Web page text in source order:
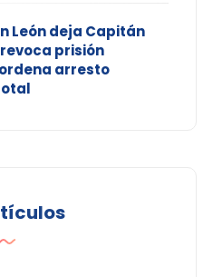
León deja Capitán
prisión
arresto